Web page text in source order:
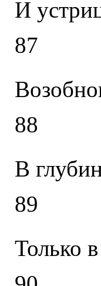
И
87
88
В
89
Только